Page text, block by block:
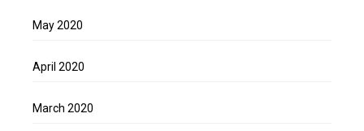
May 2020
April 2020
March 2020